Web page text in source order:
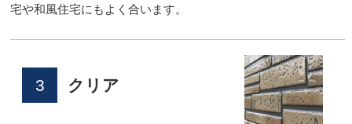
宅や和風住宅にもよく合います。
3 クリア